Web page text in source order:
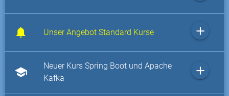
Unser Angebot Standard Kurse add
school
Neuer Kurs Spring Boot und Apache
Kafka
add